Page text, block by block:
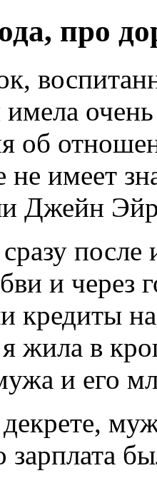
про
имела
об
не имеет
Джейн
и через
кредиты
я жила в
и его
зарплата